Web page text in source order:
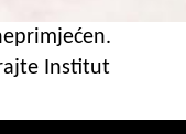
Institut